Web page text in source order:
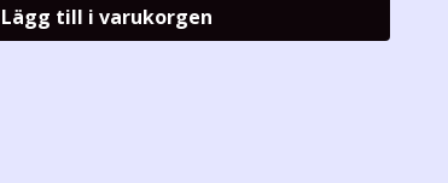
Lägg till i varukorgen